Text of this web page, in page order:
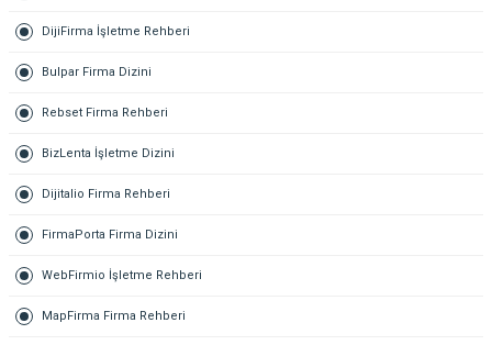
DijiFirma İşletme Rehberi
Bulpar Firma Dizini
Rebset Firma Rehberi
BizLenta İşletme Dizini
Dijitalio Firma Rehberi
FirmaPorta Firma Dizini
WebFirmio İşletme Rehberi
MapFirma Firma Rehberi